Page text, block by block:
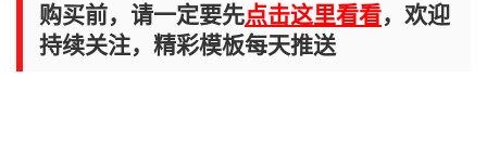
购买前，请一定要先点击这里看看，欢迎
持续关注，精彩模板每天推送